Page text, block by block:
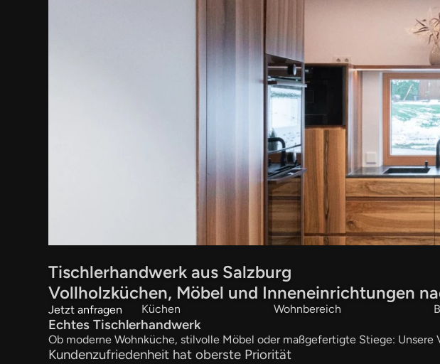
Küchen Wohnbereich
Tischlerhandwerk aus Salzburg
Vollholzküchen, Möbel und Inneneinrichtungen
Jetzt anfragen
Echtes Tischlerhandwerk
Ob moderne Wohnküche, stilvolle Möbel oder maßgefertigte Stiege:
Kundenzufriedenheit hat oberste Priorität